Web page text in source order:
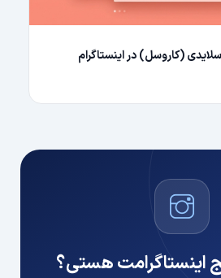
(کاروسل) در اینستاگرام
اینستاگرامت هستی؟